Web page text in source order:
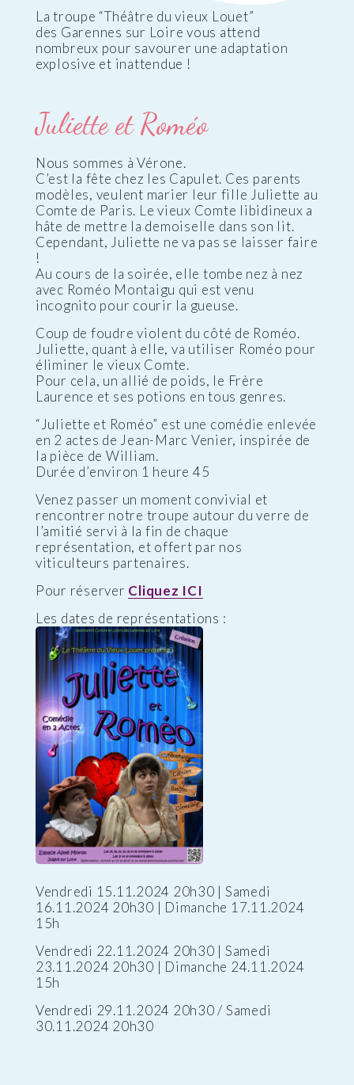
La troupe “Théâtre du vieux Louet”
des Garennes sur Loire vous attend
nombreux pour savourer une adaptation
explosive et inattendue !
Juliette et Roméo
Nous sommes à Vérone.
C’est la fête chez les Capulet. Ces parents
modèles, veulent marier leur fille Juliette au
Comte de Paris. Le vieux Comte libidineux a
hâte de mettre la demoiselle dans son lit.
Cependant, Juliette ne va pas se laisser faire
!
Au cours de la soirée, elle tombe nez à nez
avec Roméo Montaigu qui est venu
incognito pour courir la gueuse.
Coup de foudre violent du côté de Roméo.
Juliette, quant à elle, va utiliser Roméo pour
éliminer le vieux Comte.
Pour cela, un allié de poids, le Frère
Laurence et ses potions en tous genres.
“Juliette et Roméo” est une comédie enlevée
en 2 actes de Jean-Marc Venier, inspirée de
la pièce de William.
Durée d’environ 1 heure 45
Venez passer un moment convivial et
rencontrer notre troupe autour du verre de
l’amitié servi à la fin de chaque
représentation, et offert par nos
viticulteurs partenaires.
Pour réserver Cliquez ICI
Les dates de représentations :
Vendredi 15.11.2024 20h30 | Samedi
16.11.2024 20h30 | Dimanche 17.11.2024
15h
Vendredi 22.11.2024 20h30 | Samedi
23.11.2024 20h30 | Dimanche 24.11.2024
15h
Vendredi 29.11.2024 20h30 / Samedi
30.11.2024 20h30